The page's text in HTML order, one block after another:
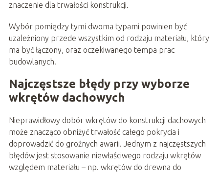
znaczenie dla trwałości konstrukcji.
Wybór pomiędzy tymi dwoma typami powinien być
uzależniony przede wszystkim od rodzaju materiału, który
ma być łączony, oraz oczekiwanego tempa prac
budowlanych.
Najczęstsze błędy przy wyborze
wkrętów dachowych
Nieprawidłowy dobór wkrętów do konstrukcji dachowych
może znacząco obniżyć trwałość całego pokrycia i
doprowadzić do groźnych awarii. Jednym z najczęstszych
błędów jest stosowanie niewłaściwego rodzaju wkrętów
względem materiału – np. wkrętów do drewna do